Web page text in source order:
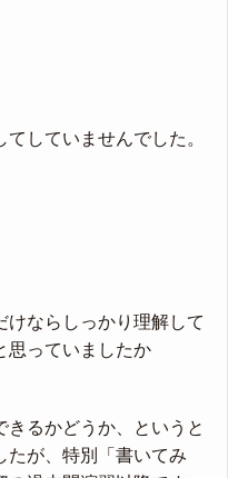
していませんでした。
けならしっかり理解して
思っていましたか
きるかどうか、というと
たが、特別「書いてみ